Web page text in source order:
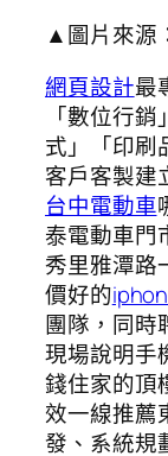
▲圖片來源
網頁設計最
「數位行
式」「印刷
客戶客製建
台中電動車
泰電動車門
秀里雅潭路
價好的
團隊，同時
現場說明手
錢住家的頂
效一線推薦
發、系統規